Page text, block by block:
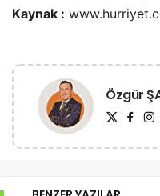
Kaynak :
Özgür